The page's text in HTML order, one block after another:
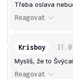
Třeba oslava
Reagovat
Krisboy
Myslíš, že to
Reagovat